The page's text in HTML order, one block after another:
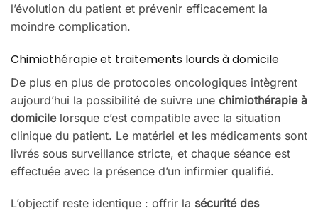
l’évolution du patient et prévenir efficacement la
moindre complication.
Chimiothérapie et traitements lourds à domicile
De plus en plus de protocoles oncologiques intègrent
aujourd’hui la possibilité de suivre une chimiothérapie à
domicilelorsque c’est compatible avec la situation
clinique du patient. Le matériel et les médicaments sont
livrés sous surveillance stricte, et chaque séance est
effectuée avec la présence d’un infirmier qualifié.
L’objectif reste identique : offrir la sécurité des